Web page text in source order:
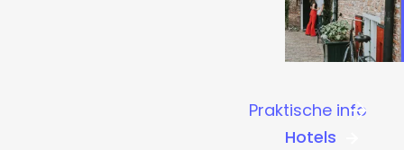
Praktische info
Hotels